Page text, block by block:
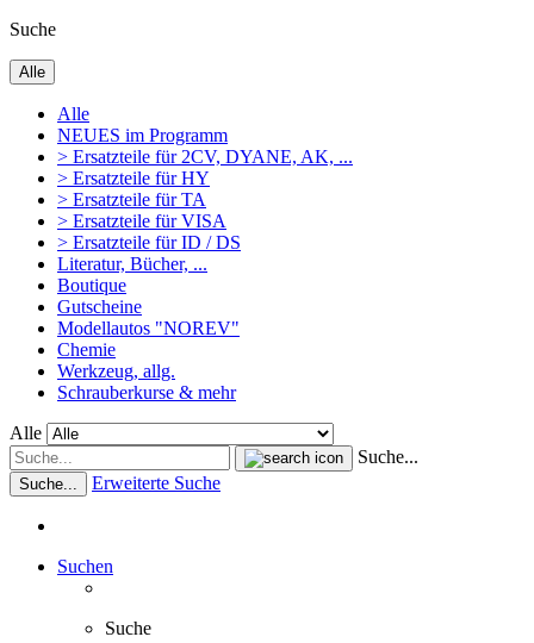
Suche
Alle
Alle
NEUES im Programm
> Ersatzteile für 2CV, DYANE, AK, ...
> Ersatzteile für HY
> Ersatzteile für TA
> Ersatzteile für VISA
> Ersatzteile für ID / DS
Literatur, Bücher, ...
Boutique
Gutscheine
Modellautos "NOREV"
Chemie
Werkzeug, allg.
Schrauberkurse & mehr
Alle
Suche...
Suche... Erweiterte Suche
Suchen
Suche